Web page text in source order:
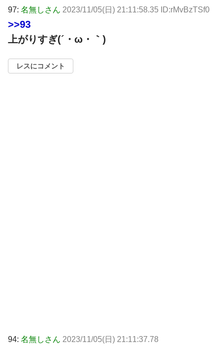
97: 名無しさん 2023/11/05(日) 21:11:58.35 ID:rMvBzTSf0
>>93
上がりすぎ(´・ω・｀)
レスにコメント
94: 名無しさん 2023/11/05(日) 21:11:37.78